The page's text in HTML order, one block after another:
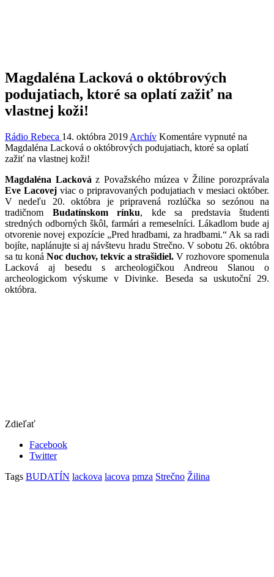
Magdaléna Lacková o októbrových
podujatiach, ktoré sa oplatí zažiť na
vlastnej koži!
Rádio Rebeca 14. októbra 2019 Archív Komentáre vypnuté na
Magdaléna Lacková o októbrových podujatiach, ktoré sa oplatí
zažiť na vlastnej koži!
Magdaléna Lacková z Považského múzea v Žiline porozprávala
Eve Lacovej viac o pripravovaných podujatiach v mesiaci október.
V nedeľu 20. októbra je pripravená rozlúčka so sezónou na
tradičnom Budatínskom rínku, kde sa predstavia študenti
stredných odborných škôl, farmári a remeselníci. Lákadlom bude aj
otvorenie novej expozície „Pred hradbami, za hradbami.“ Ak sa radi
bojíte, naplánujte si aj návštevu hradu Strečno. V sobotu 26. októbra
sa tu koná Noc duchov, tekvíc a strašidiel. V rozhovore spomenula
Lacková aj besedu s archeologičkou Andreou Slanou o
archeologickom výskume v Divinke. Beseda sa uskutoční 29.
októbra.
Zdieľať
Facebook
Twitter
Tags BUDATÍN lackova lacova pmza Strečno Žilina